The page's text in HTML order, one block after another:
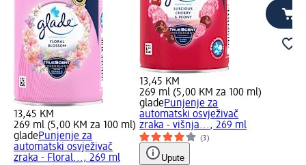
13,45 KM
269 ml (5,00 KM za 100 ml)
gladePunjenje za
automatski osvježivač
zraka - Floral..., 269 ml
13,45 KM
269 ml (5,00 KM za 100 ml)
gladePunjenje za
automatski osvježivač
zraka - višnja..., 269 ml
(3)
Upute